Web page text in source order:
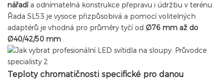
nářadía odnímatelná konstrukce přepravu i údržbu v terénu.
Řada SL53 je vysoce přizpůsobivá a pomocí volitelných
adaptérů je vhodná pro průměry tyčí od Ø76 mm až do
Ø40/42/50 mm .
Teploty chromatičnosti specifické pro danou